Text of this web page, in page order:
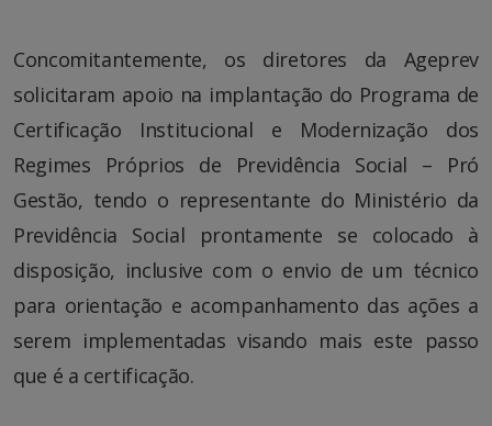
Concomitantemente, os diretores da Ageprev
solicitaram apoio na implantação do Programa de
Certificação Institucional e Modernização dos
Regimes Próprios de Previdência Social – Pró
Gestão, tendo o representante do Ministério da
Previdência Social prontamente se colocado à
disposição, inclusive com o envio de um técnico
para orientação e acompanhamento das ações a
serem implementadas visando mais este passo
que é a certificação.